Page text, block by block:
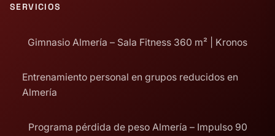
SERVICIOS
Gimnasio Almería – Sala Fitness 360 m² | Kronos
Entrenamiento personal en grupos reducidos en
Almería
Programa pérdida de peso Almería – Impulso 90